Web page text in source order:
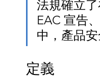
法規確立了
EAC 宣告
中，產品安
定義